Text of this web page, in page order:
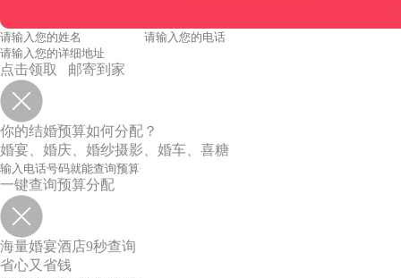
点击领取 邮寄到家
你的结婚预算如何分配？
婚宴、婚庆、婚纱摄影、婚车、喜糖
一键查询预算分配
海量婚宴酒店9秒查询
省心又省钱